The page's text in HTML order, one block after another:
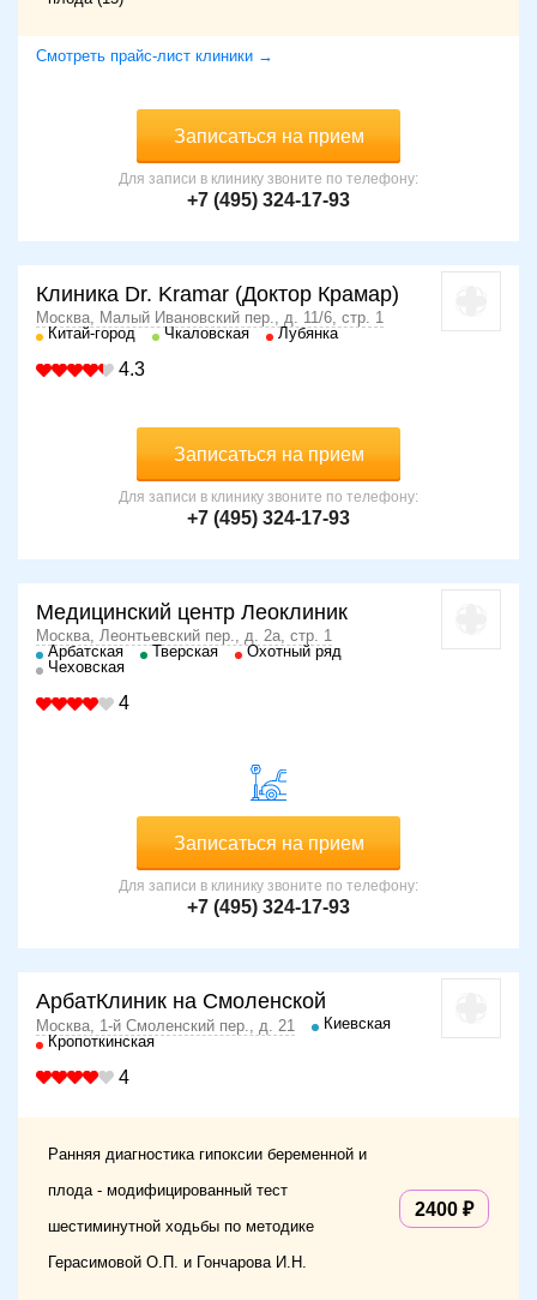
Смотреть прайс-лист клиники →
Записаться на прием
Для записи в клинику звоните по телефону:
+7 (495) 324-17-93
Клиника Dr. Kramar (Доктор Крамар)
Москва, Малый Ивановский пер., д. 11/6, стр. 1
Китай-город
Чкаловская Лубянка
4.3
Записаться на прием
Для записи в клинику звоните по телефону:
+7 (495) 324-17-93
Медицинский центр Леоклиник
Москва, Леонтьевский пер., д. 2а, стр. 1
Арбатская
Тверская
Охотный ряд
Чеховская
4
Записаться на прием
Для записи в клинику звоните по телефону:
+7 (495) 324-17-93
АрбатКлиник на Смоленской
Москва, 1-й Смоленский пер., д. 21
Киевская
Кропоткинская
4
Ранняя диагностика гипоксии беременной и
плода - модифицированный тест
шестиминутной ходьбы по методике
Герасимовой О.П. и Гончарова И.Н.
2400